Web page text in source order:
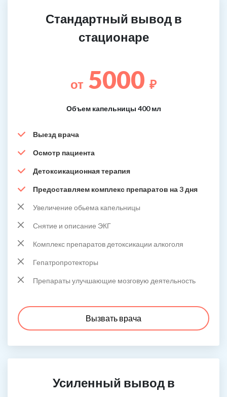
Стандартный вывод в
стационаре
от 5000 ₽
Объем капельницы 400 мл
Выезд врача
Осмотр пациента
Детоксикационная терапия
Предоставляем комплекс препаратов на 3 дня
Увеличение обьема капельницы
Снятие и описание ЭКГ
Комплекс препаратов детоксикации алкоголя
Гепатропротекторы
Препараты улучшающие мозговую деятельность
Вызвать врача
Усиленный вывод в